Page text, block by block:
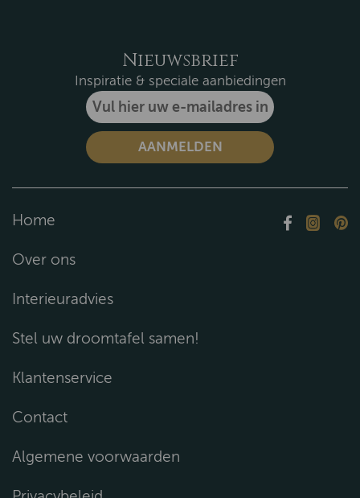
Nieuwsbrief
Inspiratie & speciale aanbiedingen
Home
Over ons
Interieuradvies
Stel uw droomtafel samen!
Klantenservice
Contact
Algemene voorwaarden